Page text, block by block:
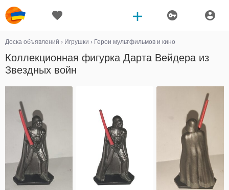
Доска объявлений › Игрушки › Герои мультфильмов и кино
Коллекционная фигурка Дарта Вейдера из
Звездных войн